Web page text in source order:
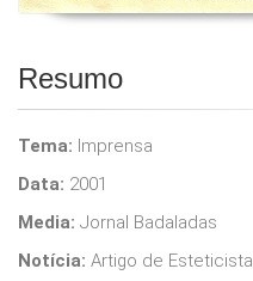
Resumo
Tema: Imprensa
Data: 2001
Media: Jornal Badaladas
Notícia: Artigo de